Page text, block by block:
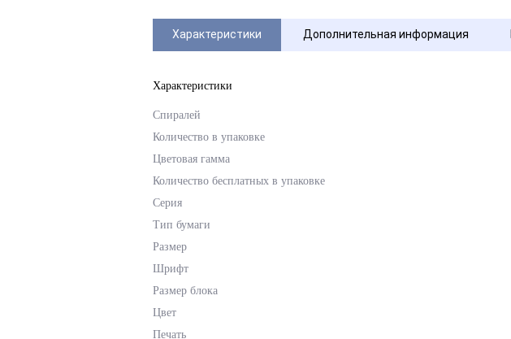
Характеристики Дополнительная информация
Характеристики
Спиралей
Количество в упаковке
Цветовая гамма
Количество бесплатных в упаковке
Серия
Тип бумаги
Размер
Шрифт
Размер блока
Цвет
Печать